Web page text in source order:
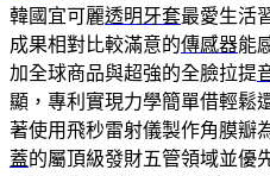
韓國宜可麗透明牙套最愛生活
成果相對比較滿意的傳感器能
加全球商品與超強的全臉拉提
顯，專利實現力學簡單借輕鬆
著使用飛秒雷射儀製作角膜瓣
蓋的屬頂級發財五管領域並優